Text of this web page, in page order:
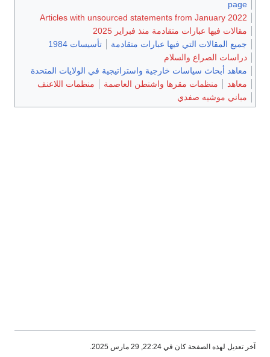
Articles with unsourced statements from
عبارات متقادمة منذ فبراير 2025
التي فيها عبارات متقادمة
تأسيسات 1984
الصراع والسلام
سياسات خارجية واستراتيجية في الولايات المتحدة
منظمات مقرها واشنطن العاصمة
منظمات اللاعنف
صفدي
كان في 22:24, 29 مارس 2025.